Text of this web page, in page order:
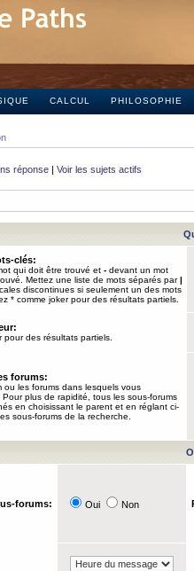
CALCUL PHILOSOPHIE
réponse | Voir les sujets actifs
clés:
qui doit être trouvé et - devant un mot
Mettez une liste de mots séparés par|
discontinues si seulement un des mots
* comme joker pour des résultats partiels.
pour des résultats partiels.
forums:
ou les forums dans lesquels vous
plus de rapidité, tous les sous-forums
en choisissant le parent et en réglant ci-
sous-forums de la recherche.
forums: Oui Non